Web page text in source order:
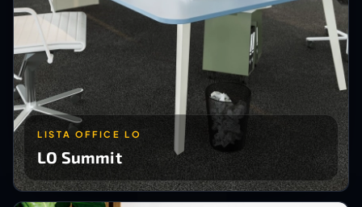
LISTA OFFICE LO
LO Summit